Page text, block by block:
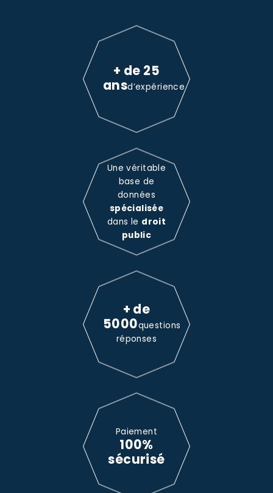
+ de 25
ansd’expérience
Une véritable
base de
données
spécialisée
dans le droit
public
+ de
5000questions
réponses
Paiement
100%
sécurisé